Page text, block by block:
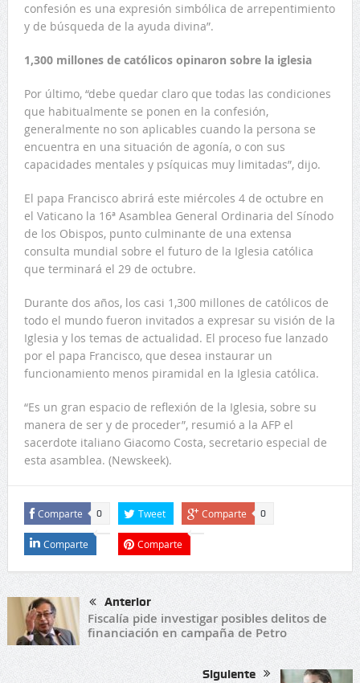
confesión es una expresión simbólica de arrepentimiento
y de búsqueda de la ayuda divina”.
1,300 millones de católicos opinaron sobre la iglesia
Por último, “debe quedar claro que todas las condiciones
que habitualmente se ponen en la confesión,
generalmente no son aplicables cuando la persona se
encuentra en una situación de agonía, o con sus
capacidades mentales y psíquicas muy limitadas”, dijo.
El papa Francisco abrirá este miércoles 4 de octubre en
el Vaticano la 16ª Asamblea General Ordinaria del Sínodo
de los Obispos, punto culminante de una extensa
consulta mundial sobre el futuro de la Iglesia católica
que terminará el 29 de octubre.
Durante dos años, los casi 1,300 millones de católicos de
todo el mundo fueron invitados a expresar su visión de la
Iglesia y los temas de actualidad. El proceso fue lanzado
por el papa Francisco, que desea instaurar un
funcionamiento menos piramidal en la Iglesia católica.
“Es un gran espacio de reflexión de la Iglesia, sobre su
manera de ser y de proceder”, resumió a la AFP el
sacerdote italiano Giacomo Costa, secretario especial de
esta asamblea. (Newskeek).
Comparte 0 Tweet Comparte 0
Comparte Comparte
Anterior
Fiscalía pide investigar posibles delitos de
financiación en campaña de Petro
Siguiente